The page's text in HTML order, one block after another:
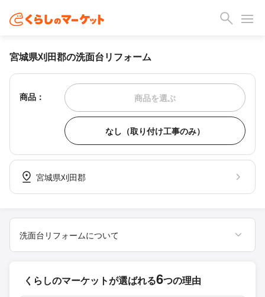
宮城県刈田郡の洗面台リフォーム
商品： 商品を選ぶ
なし（取り付け工事のみ）
宮城県刈田郡
洗面台リフォームについて
くらしのマーケットが選ばれる6つの理由